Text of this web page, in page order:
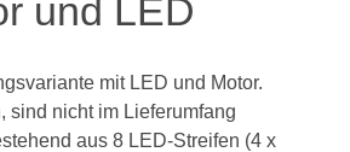
und LED
mit LED und Motor.
sind nicht im Lieferumfang
aus 8 LED-Streifen (4 x